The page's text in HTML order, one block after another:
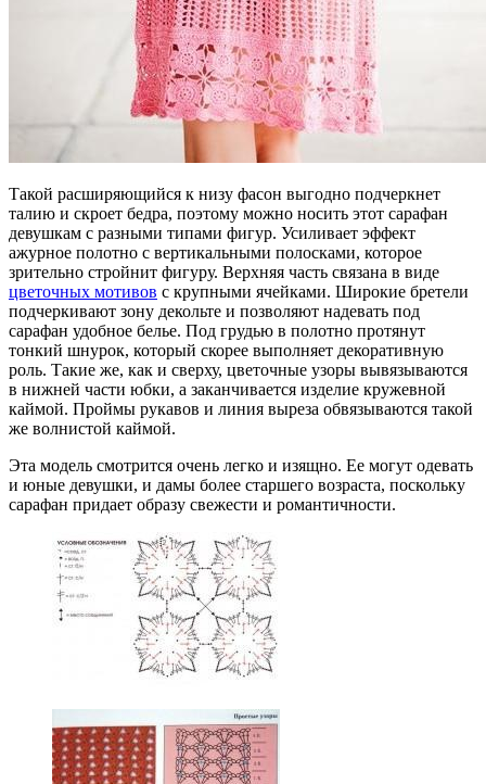
Такой расширяющийся к низу фасон выгодно подчеркнет
талию и скроет бедра, поэтому можно носить этот сарафан
девушкам с разными типами фигур. Усиливает эффект
ажурное полотно с вертикальными полосками, которое
зрительно стройнит фигуру. Верхняя часть связана в виде
цветочных мотивов с крупными ячейками. Широкие бретели
подчеркивают зону декольте и позволяют надевать под
сарафан удобное белье. Под грудью в полотно протянут
тонкий шнурок, который скорее выполняет декоративную
роль. Такие же, как и сверху, цветочные узоры вывязываются
в нижней части юбки, а заканчивается изделие кружевной
каймой. Проймы рукавов и линия выреза обвязываются такой
же волнистой каймой.
Эта модель смотрится очень легко и изящно. Ее могут одевать
и юные девушки, и дамы более старшего возраста, поскольку
сарафан придает образу свежести и романтичности.